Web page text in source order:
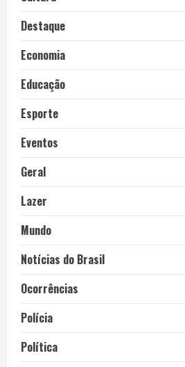
Destaque
Economia
Educação
Esporte
Eventos
Geral
Lazer
Mundo
Notícias do Brasil
Ocorrências
Polícia
Política